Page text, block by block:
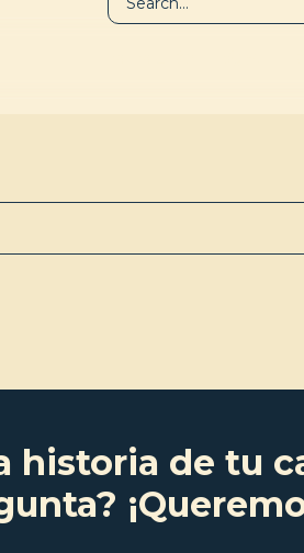
historia de tu